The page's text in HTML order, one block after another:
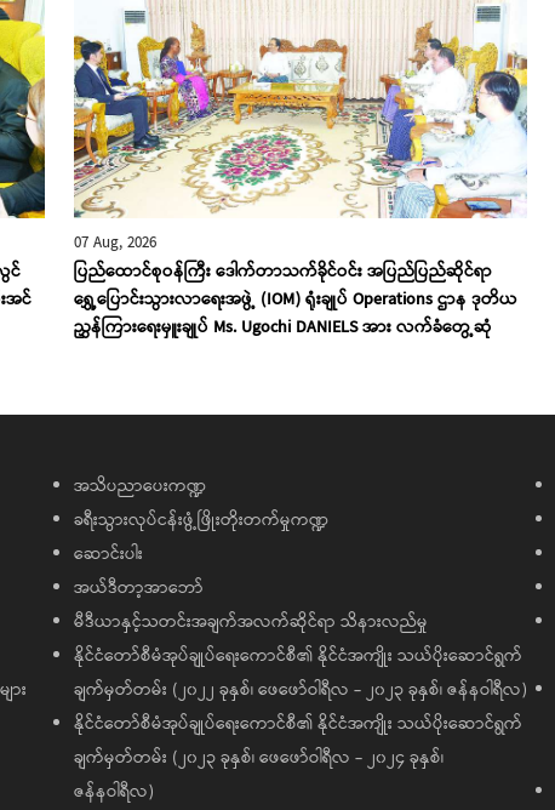
င်
အင်
07 Aug, 2026
ပြည်ထောင်စုဝန်ကြီး ဒေါက်တာသက်ခိုင်ဝင်း အပြည်ပြည်ဆိုင်ရာ
ရွှေ့ပြောင်းသွားလာရေးအဖွဲ့ (IOM) ရုံးချုပ် Operations ဌာန ဒုတိယ
ညွှန်ကြားရေးမှူးချုပ် Ms. Ugochi DANIELS အား လက်ခံတွေ့ဆုံ
ား
အသိပညာပေးကဏ္ဍ
ခရီးသွားလုပ်ငန်းဖွံ့ဖြိုးတိုးတက်မှုကဏ္ဍ
ဆောင်းပါး
အယ်ဒီတာ့အာဘော်
မီဒီယာနှင့်သတင်းအချက်အလက်ဆိုင်ရာ သိနားလည်မှု
နိုင်ငံတော်စီမံအုပ်ချုပ်ရေးကောင်စီ၏ နိုင်ငံအကျိုး သယ်ပိုးဆောင်ရွက်
ချက်မှတ်တမ်း (၂၀၂၂ ခုနှစ်၊ ဖေဖော်ဝါရီလ - ၂၀၂၃ ခုနှစ်၊ ဇန်နဝါရီလ)
နိုင်ငံတော်စီမံအုပ်ချုပ်ရေးကောင်စီ၏ နိုင်ငံအကျိုး သယ်ပိုးဆောင်ရွက်
ချက်မှတ်တမ်း (၂၀၂၃ ခုနှစ်၊ ဖေဖော်ဝါရီလ - ၂၀၂၄ ခုနှစ်၊
ဇန်နဝါရီလ)